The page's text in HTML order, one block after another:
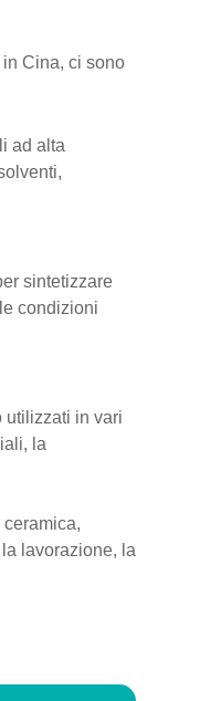
Cina, ci sono
ad alta
sintetizzare
condizioni
utilizzati in vari
la
ceramica,
lavorazione, la